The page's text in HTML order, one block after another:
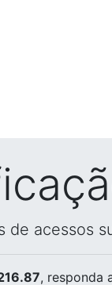
de acessos
, responda